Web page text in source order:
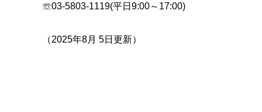
☏03-5803-1119(平日9:00～17:00)
（2025年8月 5日 更新）